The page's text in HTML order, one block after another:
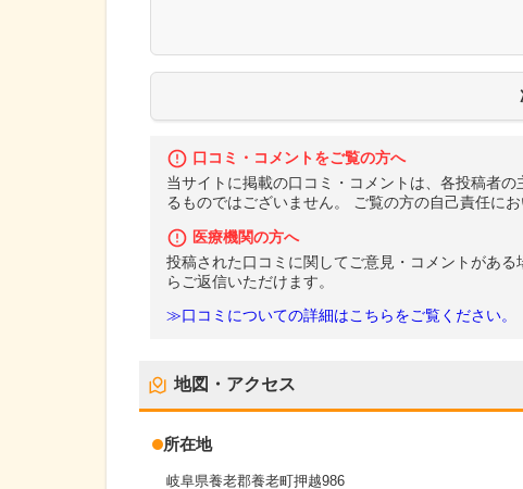
口コミ・コメントをご覧の方へ
当サイトに掲載の口コミ・コメントは、各投稿者
るものではございません。 ご覧の方の自己責任にお
医療機関の方へ
投稿された口コミに関してご意見・コメントがあ
らご返信いただけます。
≫口コミについての詳細はこちらをご覧ください。
地図・アクセス
所在地
岐阜県養老郡養老町押越986